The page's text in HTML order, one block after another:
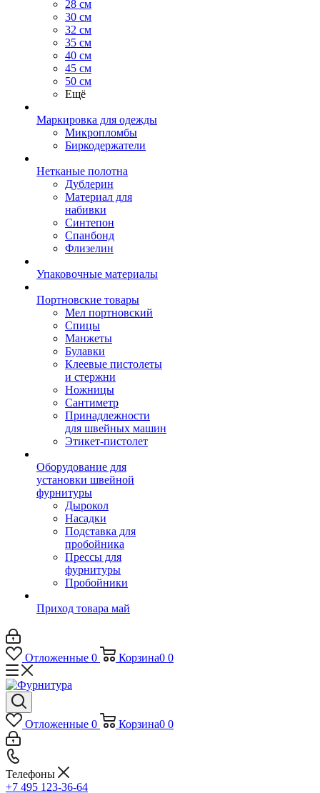
28 см
30 см
32 см
35 см
40 см
45 см
50 см
Ещё
Маркировка для одежды
Микропломбы
Биркодержатели
Нетканые полотна
Дублерин
Материал для
набивки
Синтепон
Спанбонд
Флизелин
Упаковочные материалы
Портновские товары
Мел портновский
Спицы
Манжеты
Булавки
Клеевые пистолеты
и стержни
Ножницы
Сантиметр
Принадлежности
для швейных машин
Этикет-пистолет
Оборудование для
установки швейной
фурнитуры
Дырокол
Насадки
Подставка для
пробойника
Прессы для
фурнитуры
Пробойники
Приход товара май
Отложенные 0 Корзина0 0
Отложенные 0 Корзина0 0
Телефоны
+7 495 123-36-64